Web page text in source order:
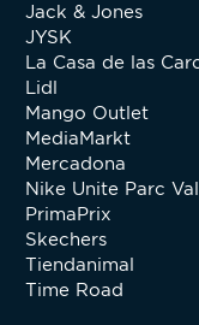
Jack & Jones
JYSK
La Casa de las
Lidl
Mango Outlet
MediaMarkt
Mercadona
Nike Unite Parc
PrimaPrix
Skechers
Tiendanimal
Time Road